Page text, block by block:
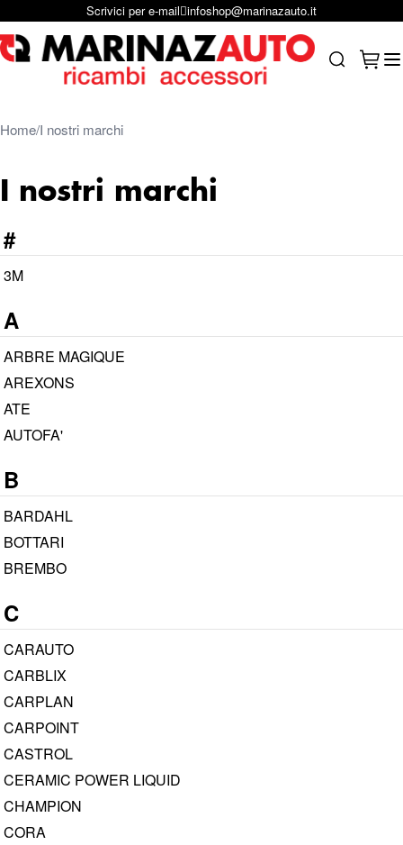
Salta al contenutoScrivici per e-mail infoshop@marinazauto.it
Home I nostri marchi
I nostri marchi
#
3M
A
ARBRE MAGIQUE
AREXONS
ATE
AUTOFA'
B
BARDAHL
BOTTARI
BREMBO
C
CARAUTO
CARBLIX
CARPLAN
CARPOINT
CASTROL
CERAMIC POWER LIQUID
CHAMPION
CORA